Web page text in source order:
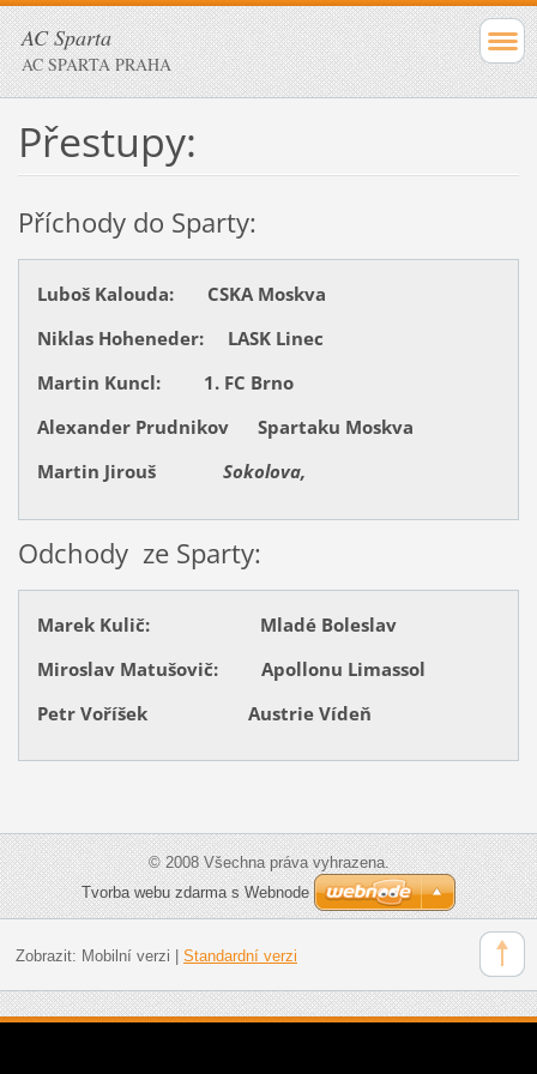
AC Sparta
AC SPARTA PRAHA
Přestupy:
Příchody do Sparty:
Luboš Kalouda: CSKA Moskva
Niklas Hoheneder: LASK Linec
Martin Kuncl: 1. FC Brno
Alexander Prudnikov Spartaku Moskva
Martin Jirouš Sokolova,
Odchody ze Sparty:
Marek Kulič: Mladé Boleslav
Miroslav Matušovič: Apollonu Limassol
Petr Voříšek Austrie Vídeň
© 2008 Všechna práva vyhrazena.
Tvorba webu zdarma s Webnode
Zobrazit: Mobilní verzi | Standardní verzi